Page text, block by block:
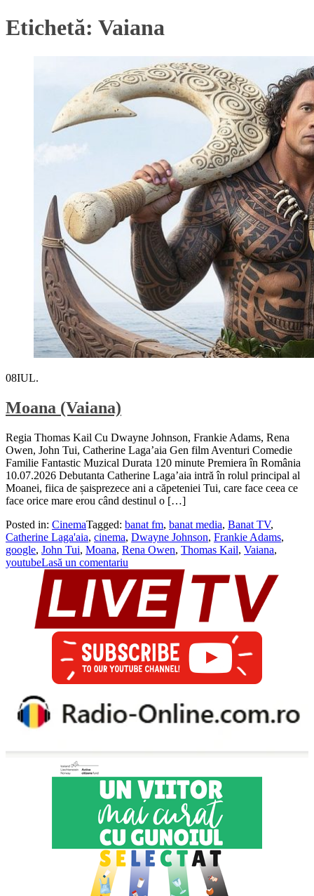
Etichetă: Vaiana
08IUL.
Moana (Vaiana)
Regia Thomas Kail Cu Dwayne Johnson, Frankie Adams, Rena
Owen, John Tui, Catherine Laga’aia Gen film Aventuri Comedie
Familie Fantastic Muzical Durata 120 minute Premiera în România
10.07.2026 Debutanta Catherine Laga’aia intră în rolul principal al
Moanei, fiica de șaisprezece ani a căpeteniei Tui, care face ceea ce
face orice mare erou când destinul o […]
Posted in: CinemaTagged: banat fm, banat media, Banat TV,
Catherine Laga'aia, cinema, Dwayne Johnson, Frankie Adams,
google, John Tui, Moana, Rena Owen, Thomas Kail, Vaiana,
youtubeLasă un comentariu